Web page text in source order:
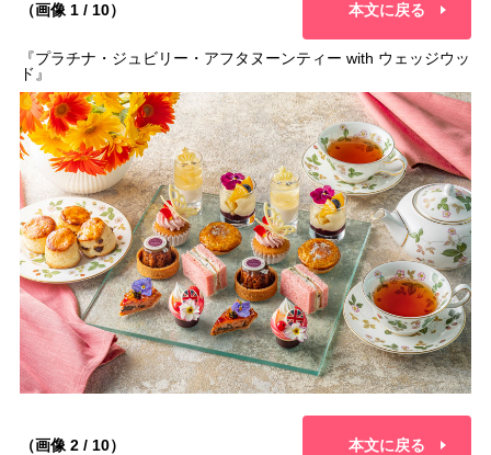
（画像 1 / 10） 本文に戻る
『プラチナ・ジュビリー・アフタヌーンティー with ウェッジウッ
ド』
（画像 2 / 10） 本文に戻る